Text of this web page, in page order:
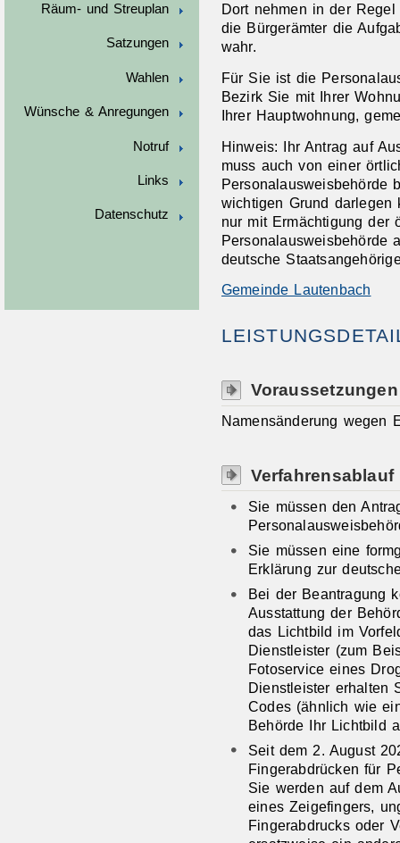
Räum- und Streuplan
Satzungen
Wahlen
Wünsche & Anregungen
Notruf
Links
Datenschutz
Dort nehmen in der
die Bürgerämter die
wahr.
Für Sie ist die
Bezirk Sie mit Ihrer
Ihrer Hauptwohnung,
Hinweis: Ihr Antrag auf
muss auch von einer
Personalausweisbehörde
wichtigen Grund darlegen
nur mit Ermächtigung der
Personalausweisbehörde
deutsche
Gemeinde Lautenbach
Voraussetzungen
Namensänderung wegen
Verfahrensablauf
Sie müssen den
Sie müssen eine
Erklärung zur
Bei der Beantragung
Ausstattung der
das Lichtbild im
Dienstleister (zum
Fotoservice eines
Dienstleister erhalten
Codes (ähnlich wie
Behörde Ihr Lichtbild
Seit dem 2. August
Fingerabdrücken für
Sie werden auf dem
eines Zeigefingers,
Fingerabdrucks oder